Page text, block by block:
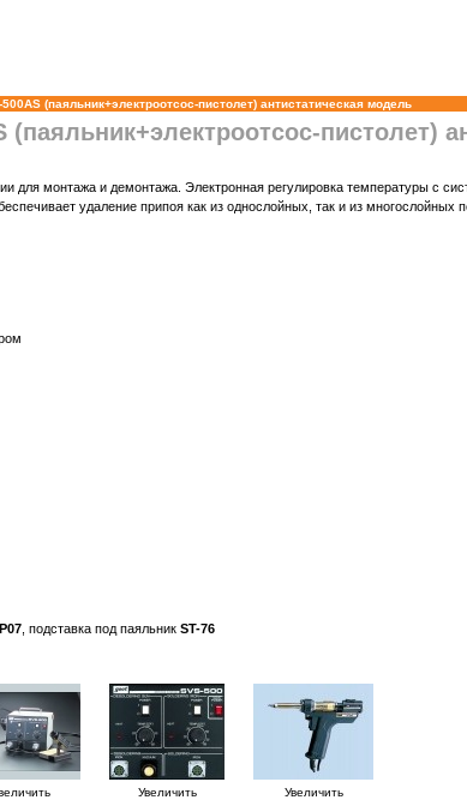
(паяльник+электроотсос-пистолет) антистатическая модель
пистолет)
для монтажа и демонтажа. Электронная регулировка температуры с
удаление припоя как из однослойных, так и из многослойных
, подставка под паяльник ST-76
Увеличить Увеличить